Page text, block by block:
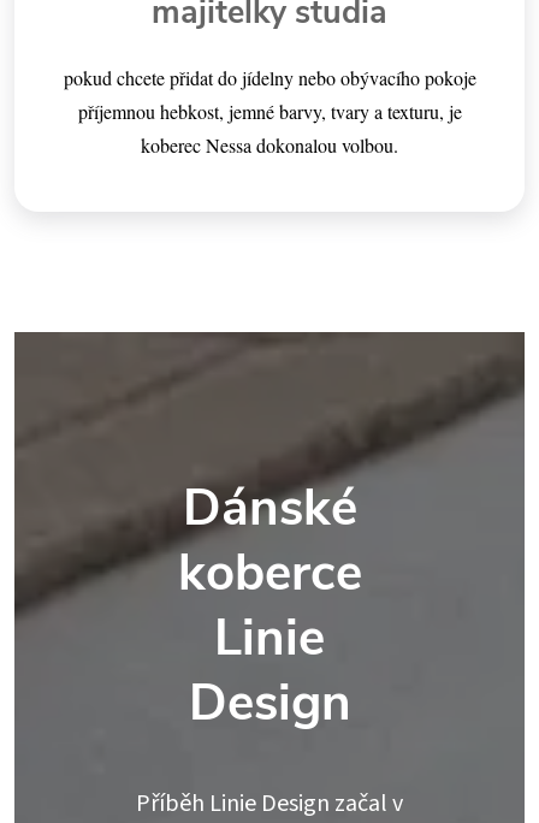
majitelky studia
pokud chcete přidat do jídelny nebo obývacího pokoje
příjemnou hebkost, jemné barvy, tvary a texturu, je
koberec Nessa dokonalou volbou.
Dánské
koberce
Linie
Design
Příběh Linie Design začal v